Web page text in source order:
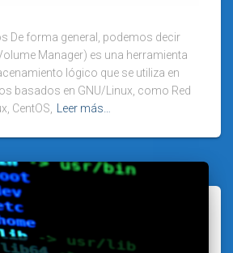
De forma general, podemos decir
Manager) es una herramienta
lógico que se utiliza en
basados en GNU/Linux, como Red
CentOS,
Leer más…